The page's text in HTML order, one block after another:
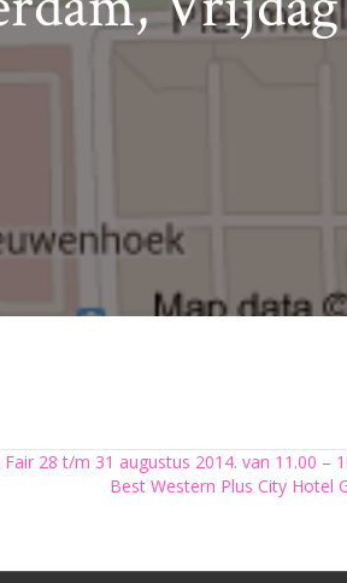
28 t/m 31 augustus 2014. van 11.00 –
Best Western Plus City Hotel